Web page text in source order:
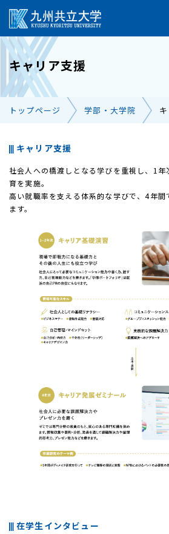
受験生の方へ
卒業生の方へ
企業・地域の方へ
お問い合わせ一覧
キャリア支援
トップページ 学部・大学院
キャリア支援
社会人への橋渡しとなる学びを重視し、1
育を実施。
高い就職率を支える体系的な学びで、4年間
ます。
在学生インタビュー